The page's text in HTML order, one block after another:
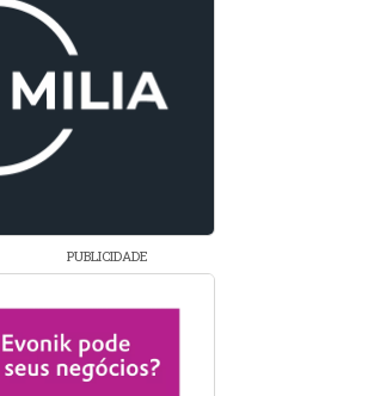
PUBLICIDADE